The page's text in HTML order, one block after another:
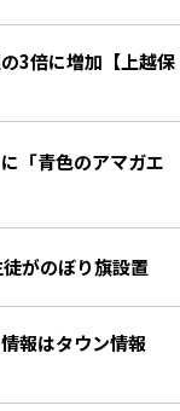
「青色のアマガエ
がのぼり旗設置
報はタウン情報